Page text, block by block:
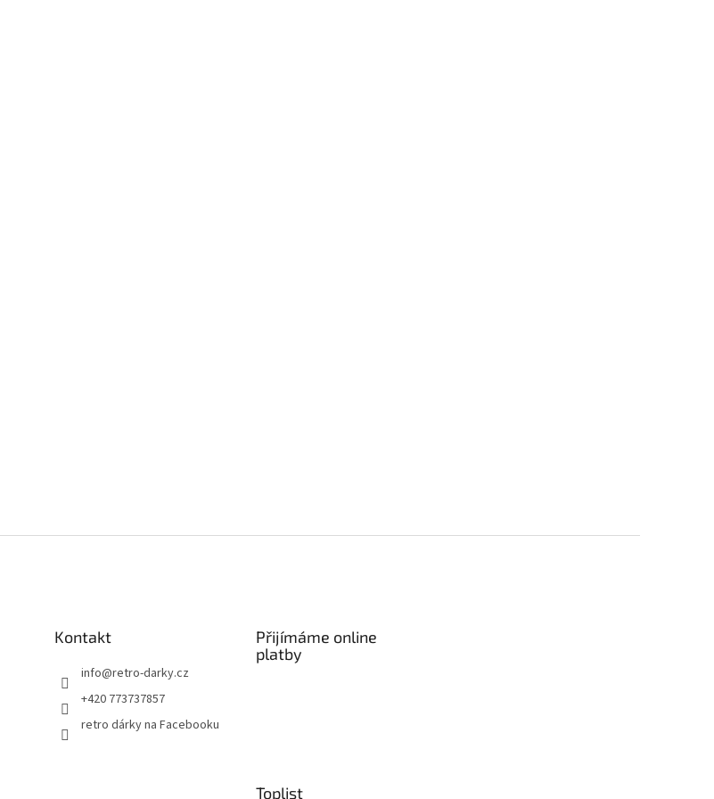
Kontakt
info@retro-darky.cz
+420 773737857
retro dárky na Facebooku
Přijímáme online
platby
Toplist